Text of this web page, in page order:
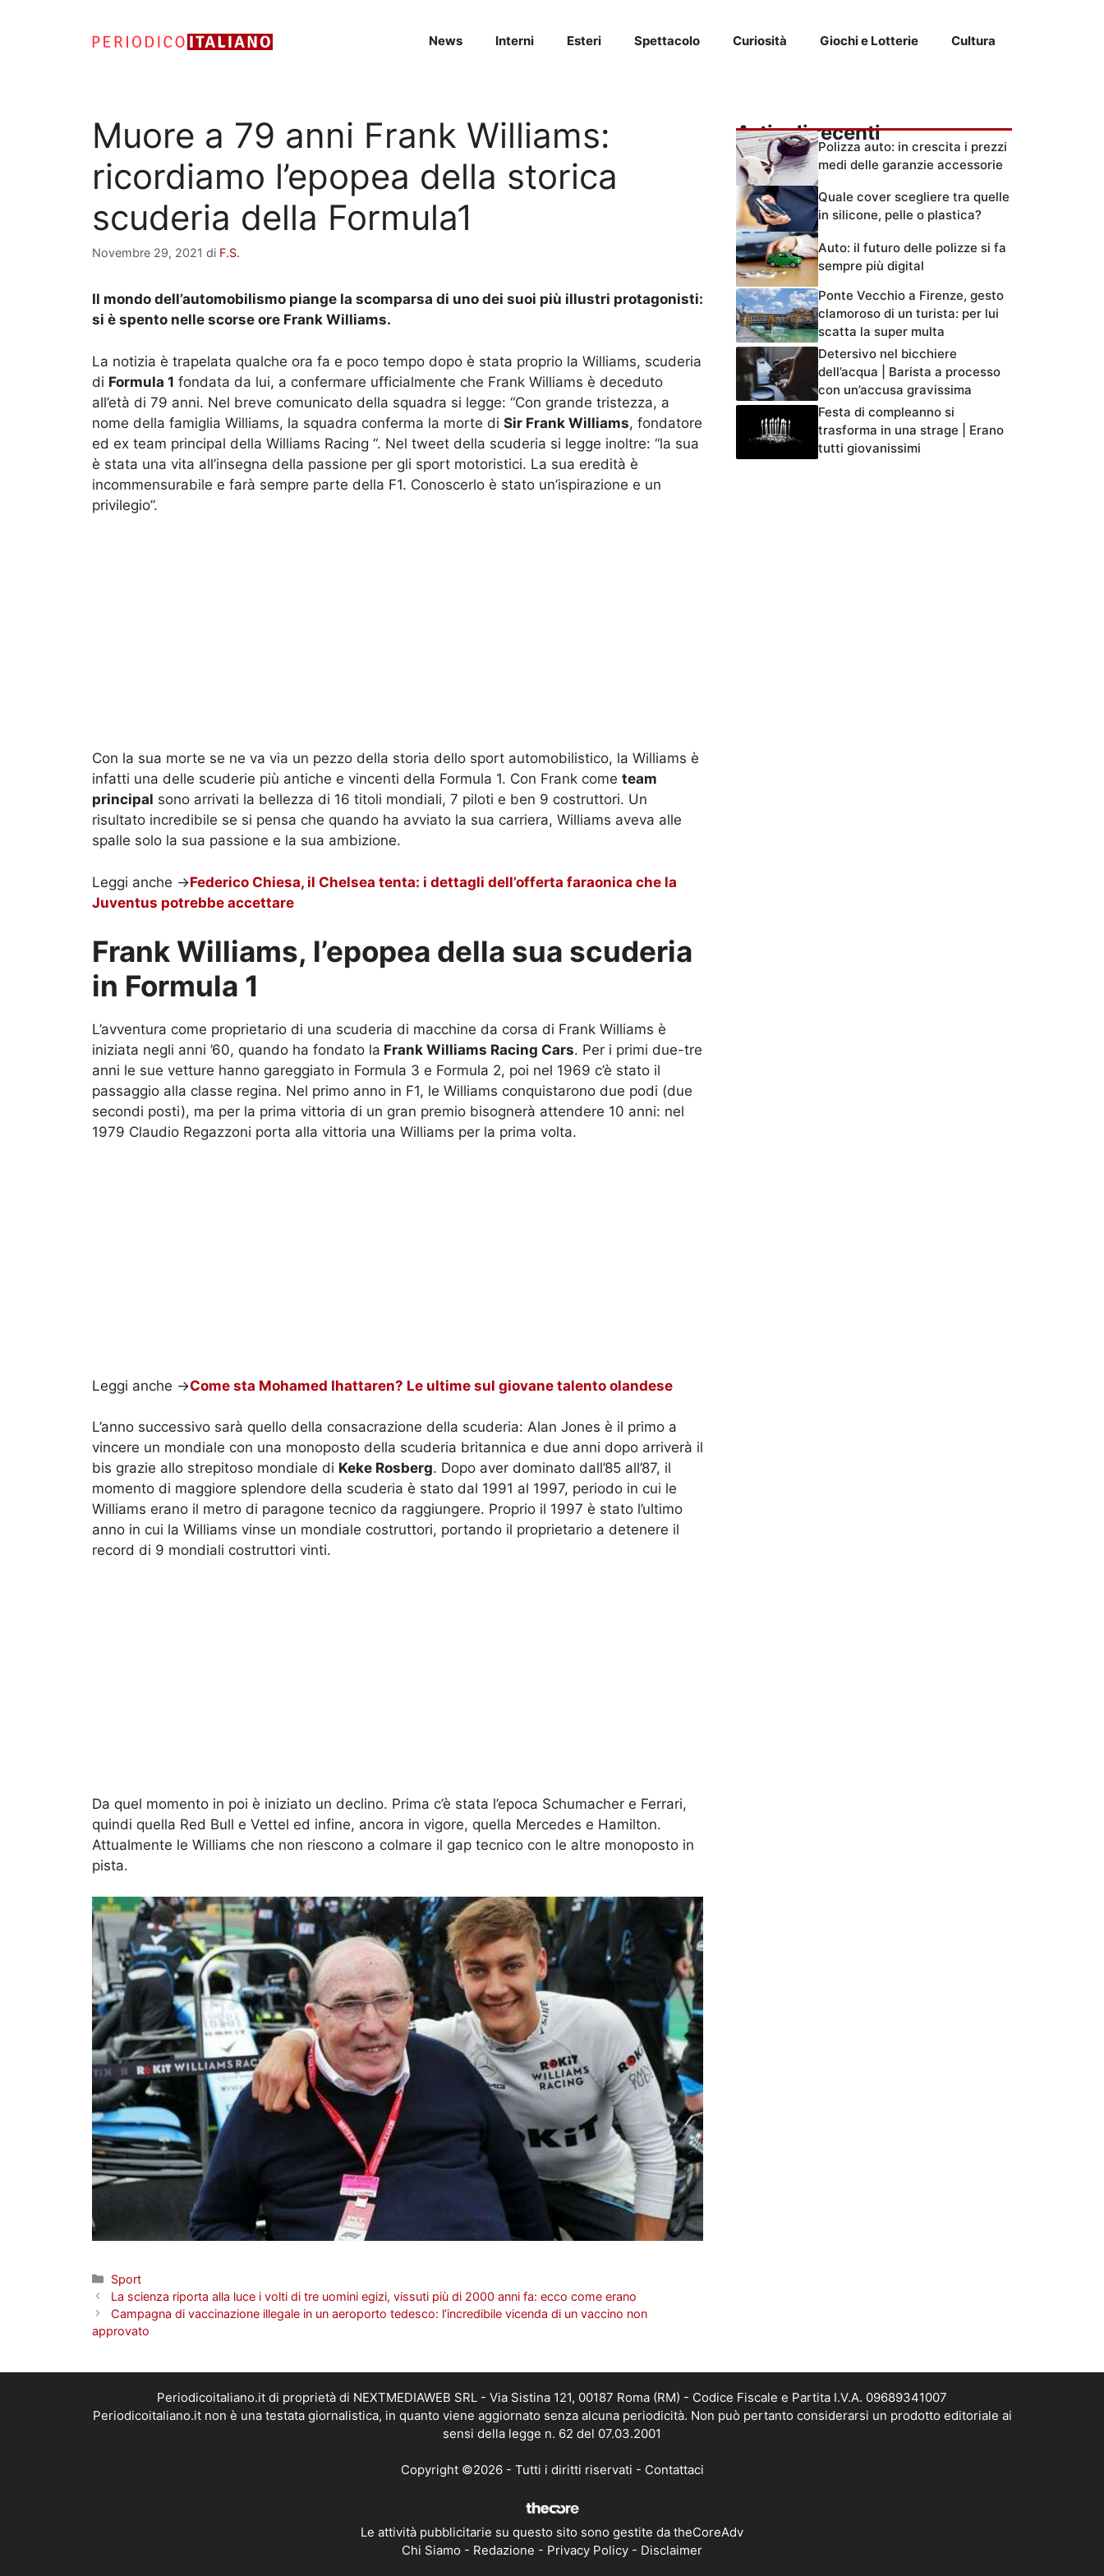
News Interni Esteri Spettacolo Curiosità Giochi e Lotterie Cultura
Muore a 79 anni Frank Williams:
ricordiamo l’epopea della storica
scuderia della Formula1
Novembre 29, 2021 di F.S.
Il mondo dell’automobilismo piange la scomparsa di uno dei suoi più illustri protagonisti:
si è spento nelle scorse ore Frank Williams.
La notizia è trapelata qualche ora fa e poco tempo dopo è stata proprio la Williams, scuderia
di Formula 1 fondata da lui, a confermare ufficialmente che Frank Williams è deceduto
all’età di 79 anni. Nel breve comunicato della squadra si legge: “Con grande tristezza, a
nome della famiglia Williams, la squadra conferma la morte di Sir Frank Williams, fondatore
ed ex team principal della Williams Racing “. Nel tweet della scuderia si legge inoltre: “la sua
è stata una vita all’insegna della passione per gli sport motoristici. La sua eredità è
incommensurabile e farà sempre parte della F1. Conoscerlo è stato un’ispirazione e un
privilegio”.
Con la sua morte se ne va via un pezzo della storia dello sport automobilistico, la Williams è
infatti una delle scuderie più antiche e vincenti della Formula 1. Con Frank come team
principal sono arrivati la bellezza di 16 titoli mondiali, 7 piloti e ben 9 costruttori. Un
risultato incredibile se si pensa che quando ha avviato la sua carriera, Williams aveva alle
spalle solo la sua passione e la sua ambizione.
Leggi anche ->Federico Chiesa, il Chelsea tenta: i dettagli dell’offerta faraonica che la
Juventus potrebbe accettare
Frank Williams, l’epopea della sua scuderia
in Formula 1
L’avventura come proprietario di una scuderia di macchine da corsa di Frank Williams è
iniziata negli anni ’60, quando ha fondato la Frank Williams Racing Cars. Per i primi due-tre
anni le sue vetture hanno gareggiato in Formula 3 e Formula 2, poi nel 1969 c’è stato il
passaggio alla classe regina. Nel primo anno in F1, le Williams conquistarono due podi (due
secondi posti), ma per la prima vittoria di un gran premio bisognerà attendere 10 anni: nel
1979 Claudio Regazzoni porta alla vittoria una Williams per la prima volta.
Leggi anche ->Come sta Mohamed Ihattaren? Le ultime sul giovane talento olandese
L’anno successivo sarà quello della consacrazione della scuderia: Alan Jones è il primo a
vincere un mondiale con una monoposto della scuderia britannica e due anni dopo arriverà il
bis grazie allo strepitoso mondiale di Keke Rosberg. Dopo aver dominato dall’85 all’87, il
momento di maggiore splendore della scuderia è stato dal 1991 al 1997, periodo in cui le
Williams erano il metro di paragone tecnico da raggiungere. Proprio il 1997 è stato l’ultimo
anno in cui la Williams vinse un mondiale costruttori, portando il proprietario a detenere il
record di 9 mondiali costruttori vinti.
Da quel momento in poi è iniziato un declino. Prima c’è stata l’epoca Schumacher e Ferrari,
quindi quella Red Bull e Vettel ed infine, ancora in vigore, quella Mercedes e Hamilton.
Attualmente le Williams che non riescono a colmare il gap tecnico con le altre monoposto in
pista.
Categorie
Sport
La scienza riporta alla luce i volti di tre uomini egizi, vissuti più di 2000 anni fa: ecco come erano
Campagna di vaccinazione illegale in un aeroporto tedesco: l’incredibile vicenda di un vaccino non
approvato
Articoli recenti
Polizza auto: in crescita i prezzi
medi delle garanzie accessorie
Quale cover scegliere tra quelle
in silicone, pelle o plastica?
Auto: il futuro delle polizze si fa
sempre più digital
Ponte Vecchio a Firenze, gesto
clamoroso di un turista: per lui
scatta la super multa
Detersivo nel bicchiere
dell’acqua | Barista a processo
con un’accusa gravissima
Festa di compleanno si
trasforma in una strage | Erano
tutti giovanissimi
Periodicoitaliano.it di proprietà di NEXTMEDIAWEB SRL - Via Sistina 121, 00187 Roma (RM) - Codice Fiscale e Partita I.V.A. 09689341007
Periodicoitaliano.it non è una testata giornalistica, in quanto viene aggiornato senza alcuna periodicità. Non può pertanto considerarsi un prodotto editoriale ai
sensi della legge n. 62 del 07.03.2001
Copyright ©2026 - Tutti i diritti riservati - Contattaci
Le attività pubblicitarie su questo sito sono gestite da theCoreAdv
Chi Siamo - Redazione - Privacy Policy - Disclaimer